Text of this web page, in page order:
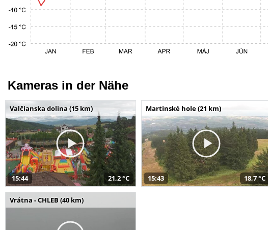
Kameras in der Nähe
Valčianska dolina (15 km)
15:44 21,2 °C
Martinské hole (21 km)
15:43 18,7 °C
Vrátna - CHLEB (40 km)